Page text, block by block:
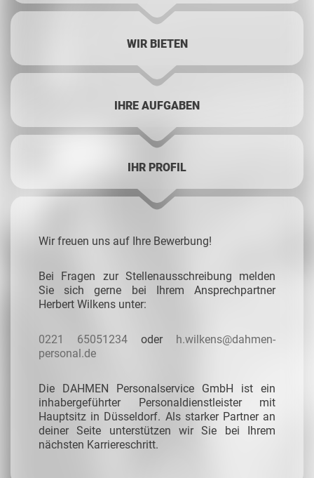
WIR BIETEN
IHRE AUFGABEN
IHR PROFIL
Wir freuen uns auf Ihre Bewerbung!
Bei Fragen zur Stellenausschreibung melden
Sie sichgerne bei Ihrem Ansprechpartner
Herbert Wilkens unter:
0221 65051234 oder h.wilkens@dahmen-
personal.de
Die DAHMEN Personalservice GmbH ist ein
inhabergeführter Personaldienstleister mit
Hauptsitz in Düsseldorf. Als starker Partner an
deiner Seite unterstützen wir Sie bei Ihrem
nächsten Karriereschritt.